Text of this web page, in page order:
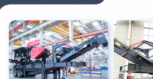
6分钟前 姚女士留言：这款破碎机一小时产能多大？
12分钟前 宋先生留言：50吨左右的制砂机
16分钟前 柳先生留言：洗石英砂全套
26分钟前 杨先生留言：建筑垃圾破碎机